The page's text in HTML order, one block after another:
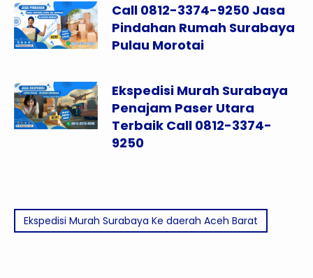
Call 0812-3374-9250 Jasa
Pindahan Rumah Surabaya
Pulau Morotai
Ekspedisi Murah Surabaya
Penajam Paser Utara
Terbaik Call 0812-3374-
9250
Ekspedisi Murah Surabaya Ke daerah Aceh Barat